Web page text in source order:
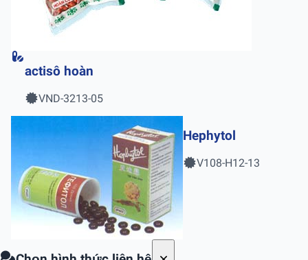
actisô hoàn
VND-3213-05
Hephytol
V108-H12-13